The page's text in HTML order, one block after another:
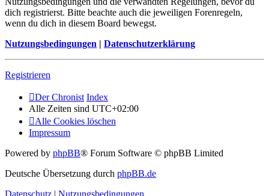
dich registrierst. Bitte beachte auch die jeweiligen Forenregeln,
wenn du dich in diesem Board bewegst.
Nutzungsbedingungen | Datenschutzerklärung
Registrieren
Der Chronist Index
Alle Zeiten sind UTC+02:00
Alle Cookies löschen
Impressum
Powered by phpBB® Forum Software © phpBB Limited
Deutsche Übersetzung durch phpBB.de